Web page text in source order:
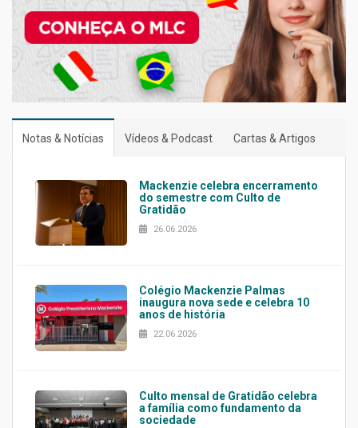
Notas & Notícias Vídeos & Podcast Cartas & Artigos
Mackenzie celebra encerramento
do semestre com Culto de
Gratidão
26.06.2026
Colégio Mackenzie Palmas
inaugura nova sede e celebra 10
anos de história
22.06.2026
Culto mensal de Gratidão celebra
a família como fundamento da
sociedade